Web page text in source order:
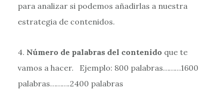
para analizar si podemos añadirlas a nuestra
estrategia de contenidos.
4. Número de palabras del contenido que te
vamos a hacer. Ejemplo: 800 palabras………1600
palabras……….2400 palabras